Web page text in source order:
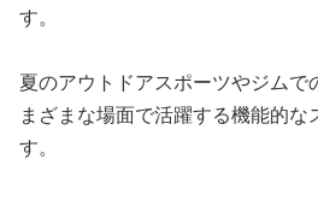
す。
夏のアウトドアスポーツやジムで
まざまな場面で活躍する機能的
す。